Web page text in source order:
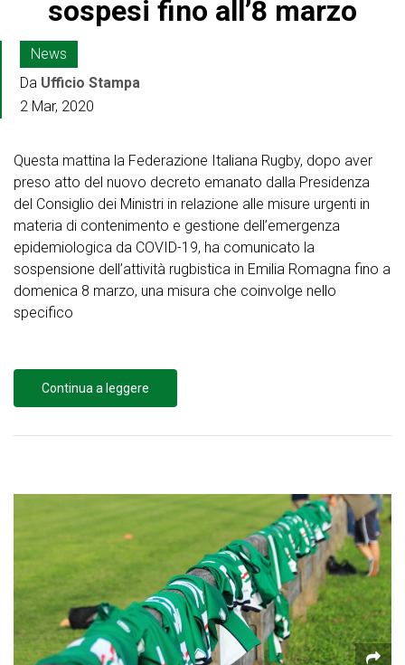
sospesi fino all’8 marzo
News
Da Ufficio Stampa
2 Mar, 2020
Questa mattina la Federazione Italiana Rugby, dopo aver
preso atto del nuovo decreto emanato dalla Presidenza
del Consiglio dei Ministri in relazione alle misure urgenti in
materia di contenimento e gestione dell’emergenza
epidemiologica da COVID-19, ha comunicato la
sospensione dell’attività rugbistica in Emilia Romagna fino a
domenica 8 marzo, una misura che coinvolge nello
specifico
Continua a leggere